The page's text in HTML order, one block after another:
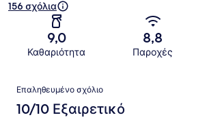
156 σχόλια
9,0
Καθαριότητα
8,8
Παροχές
Σχόλια
Επαληθευμένο σχόλιο
10/10 Εξαιρετικό